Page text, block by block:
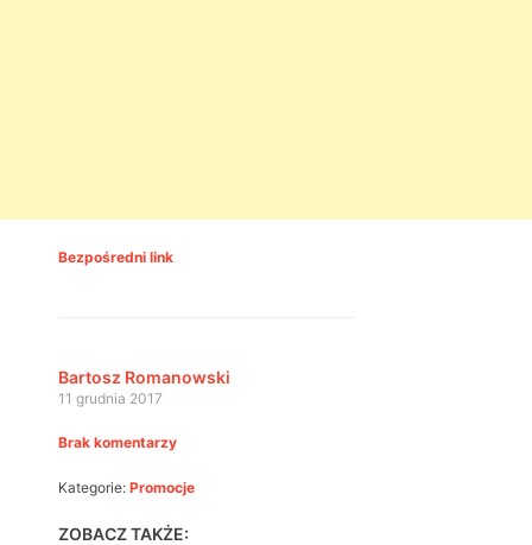
Bezpośredni link
Bartosz Romanowski
11 grudnia 2017
Brak komentarzy
Kategorie: Promocje
ZOBACZ TAKŻE: